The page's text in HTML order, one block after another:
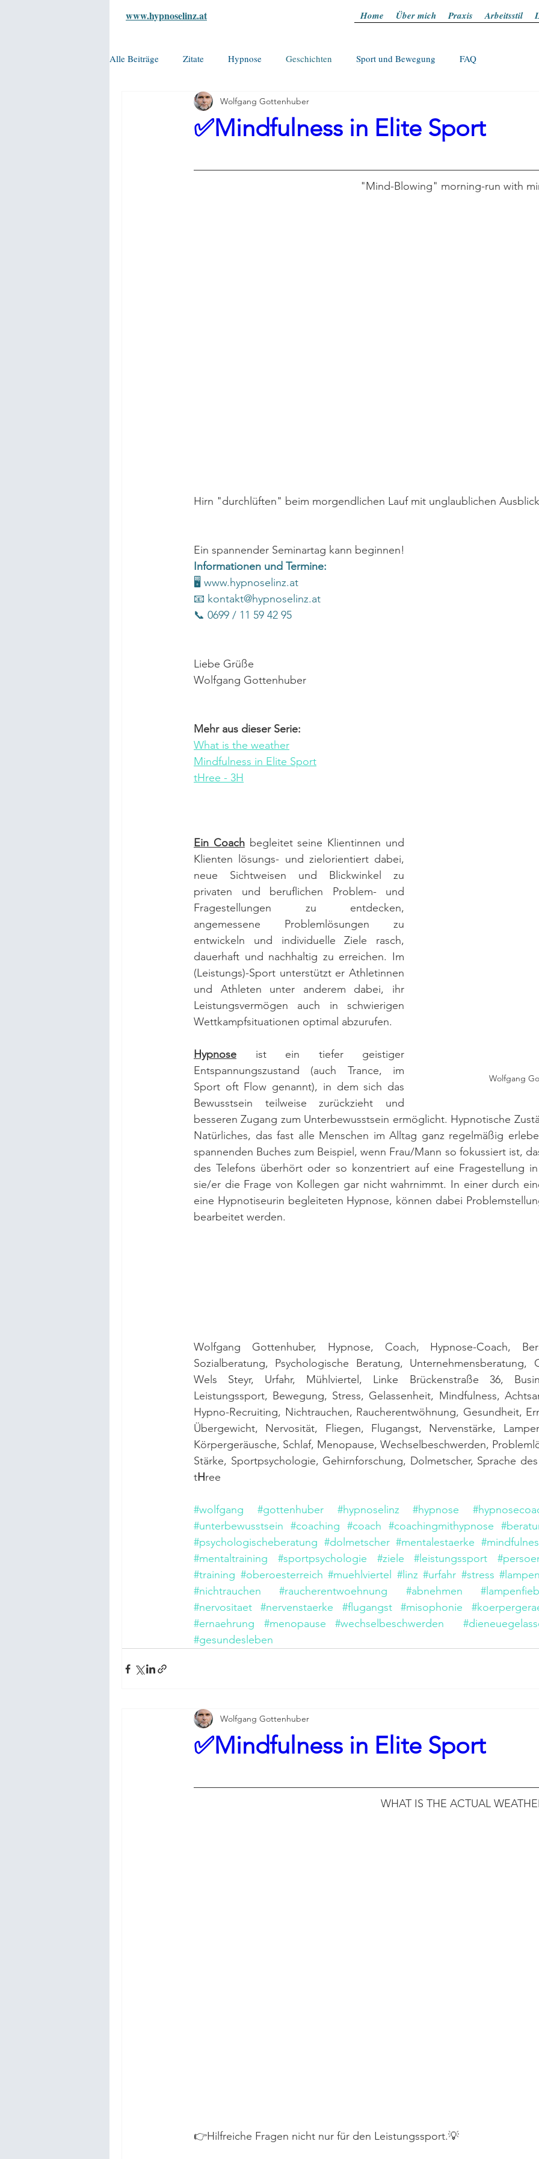
Home Über mich Praxis Arbeitsstil
www.hypnoselinz.at
Alle Beiträge Zitate Hypnose Geschichten Sport und Bewegung FAQ
✅Mindfulness in Elite Sport
Wolfgang Gottenhuber
"Mind-Blowing" morning-run with
Hirn "durchlüften" beim morgendlichen Lauf mit unglaublichen
Ein spannender Seminartag kann beginnen!
Informationen und Termine:
🖥 www.hypnoselinz.at
📧 kontakt@hypnoselinz.at
📞 0699 / 11 59 42 95
Liebe Grüße
Wolfgang Gottenhuber
Mehr aus dieser Serie:
What is the weather
Mindfulness in Elite Sport
tHree - 3H
Wolfgang
Ein Coach begleitet seine Klientinnen und
Klienten lösungs- und zielorientiert dabei,
neue Sichtweisen und Blickwinkel zu
privaten und beruflichen Problem- und
Fragestellungen zu entdecken,
angemessene Problemlösungen zu
entwickeln und individuelle Ziele rasch,
dauerhaft und nachhaltig zu erreichen. Im
(Leistungs)-Sport unterstützt er Athletinnen
und Athleten unter anderem dabei, ihr
Leistungsvermögen auch in schwierigen
Wettkampfsituationen optimal abzurufen.
Hypnose ist ein tiefer geistiger
Entspannungszustand (auch Trance, im
Sport oft Flow genannt), in dem sich das
Bewusstsein teilweise zurückzieht und
besseren Zugang zum Unterbewusstsein ermöglicht. Hypnotische
Natürliches, das fast alle Menschen im Alltag ganz regelmäßig
spannenden Buches zum Beispiel, wenn Frau/Mann so fokussiert ist,
des Telefons überhört oder so konzentriert auf eine Fragestellung
sie/er die Frage von Kollegen gar nicht wahrnimmt. In einer durch
eine Hypnotiseurin begleiteten Hypnose, können dabei
bearbeitet werden.
Wolfgang Gottenhuber, Hypnose, Coach, Hypnose-Coach,
Sozialberatung, Psychologische Beratung, Unternehmensberatung,
Wels Steyr, Urfahr, Mühlviertel, Linke Brückenstraße 36,
Leistungssport, Bewegung, Stress, Gelassenheit, Mindfulness,
Hypno-Recruiting, Nichtrauchen, Raucherentwöhnung, Gesundheit,
Übergewicht, Nervosität, Fliegen, Flugangst, Nervenstärke,
Körpergeräusche, Schlaf, Menopause, Wechselbeschwerden,
Stärke, Sportpsychologie, Gehirnforschung, Dolmetscher, Sprache
tHree
#wolfgang #gottenhuber #hypnoselinz #hypnose
#unterbewusstsein #coaching #coach #coachingmithypnose
#psychologischeberatung #dolmetscher #mentalestaerke
#mentaltraining
#sportpsychologie #ziele #leistungssport
#training #oberoesterreich #muehlviertel #linz #urfahr #stress
#nichtrauchen
#raucherentwoehnung #abnehmen
#nervositaet
#nervenstaerke #flugangst #misophonie
#ernaehrung
#menopause #wechselbeschwerden
#gesundesleben
✅Mindfulness in Elite Sport
Wolfgang Gottenhuber
WHAT IS THE ACTUAL
👉Hilfreiche Fragen nicht nur für den Leistungssport.💡